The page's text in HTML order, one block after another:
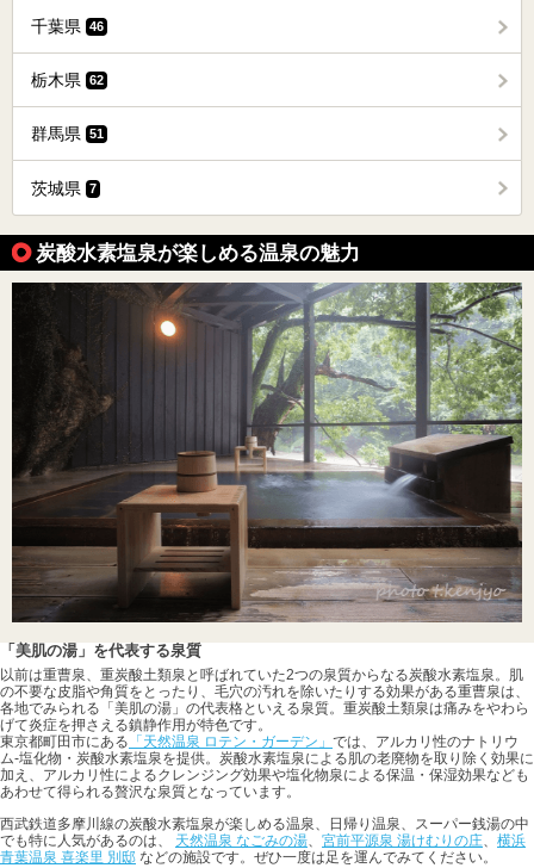
千葉県 46
栃木県 62
群馬県 51
茨城県 7
炭酸水素塩泉が楽しめる温泉の魅力
「美肌の湯」を代表する泉質
以前は重曹泉、重炭酸土類泉と呼ばれていた2つの泉質からなる炭酸水素塩泉。肌
の不要な皮脂や角質をとったり、毛穴の汚れを除いたりする効果がある重曹泉は、
各地でみられる「美肌の湯」の代表格といえる泉質。重炭酸土類泉は痛みをやわら
げて炎症を押さえる鎮静作用が特色です。
東京都町田市にある 「天然温泉 ロテン・ガーデン」 では、アルカリ性のナトリウ
ム-塩化物・炭酸水素塩泉を提供。炭酸水素塩泉による肌の老廃物を取り除く効果に
加え、アルカリ性によるクレンジング効果や塩化物泉による保温・保湿効果なども
あわせて得られる贅沢な泉質となっています。
西武鉄道多摩川線の炭酸水素塩泉が楽しめる温泉、日帰り温泉、スーパー銭湯の中
でも特に人気があるのは、 天然温泉 なごみの湯、 宮前平源泉 湯けむりの庄、 横浜
青葉温泉 喜楽里 別邸 などの施設です。ぜひ一度は足を運んでみてください。